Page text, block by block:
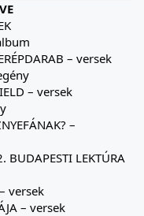
– versek
– versek
–
LEKTÚRA
versek
– versek